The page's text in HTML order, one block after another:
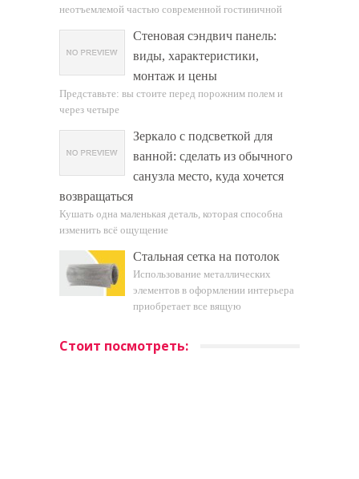
неотъемлемой частью современной гостиничной
Стеновая сэндвич панель:
виды, характеристики,
монтаж и цены
Представьте: вы стоите перед порожним полем и
через четыре
Зеркало с подсветкой для
ванной: сделать из обычного
санузла место, куда хочется
возвращаться
Кушать одна маленькая деталь, которая способна
изменить всё ощущение
Стальная сетка на потолок
Использование металлических
элементов в оформлении интерьера
приобретает все вящую
Стоит посмотреть: